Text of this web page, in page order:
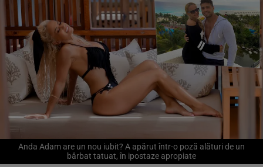
Anda Adam are un nou iubit? A apărut într-o poză alături de un
bărbat tatuat, în ipostaze apropiate